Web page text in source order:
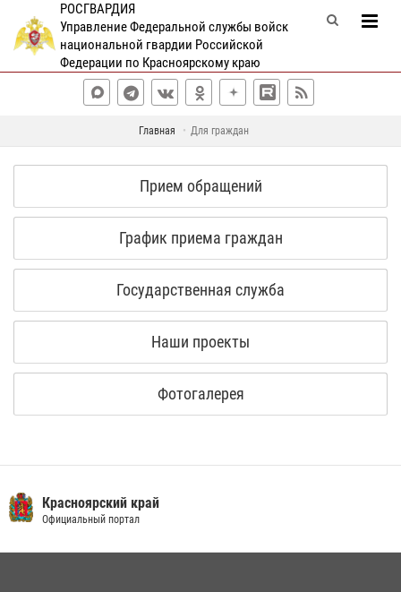
РОСГВАРДИЯ
Управление Федеральной службы войск
национальной гвардии Российской
Федерации по Красноярскому краю
Главная Для граждан
Прием обращений
График приема граждан
Государственная служба
Наши проекты
Фотогалерея
Красноярский край
Официальный портал